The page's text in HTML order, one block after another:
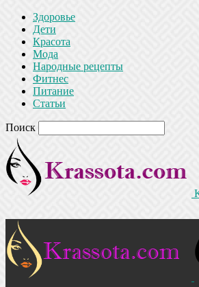
Здоровье
Дети
Красота
Мода
Народные рецепты
Фитнес
Питание
Статьи
Поиск